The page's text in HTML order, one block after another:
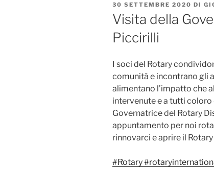
PUBBLICATO
IL
30 SETTEMBRE 2020 DI
Visita della
Piccirilli
I soci del Rotary
comunità e incontrano gli
alimentano l’impatto che
intervenute e a tutti
Governatrice del Rotary
appuntamento per noi
rinnovarci e aprire il
#Rotary